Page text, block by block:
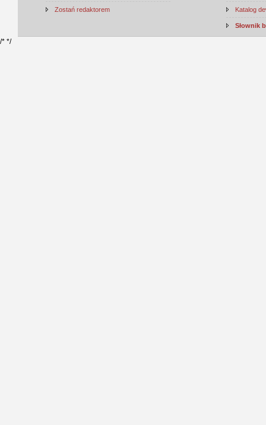
Zostań redaktorem Katalog
Słownik
/* */